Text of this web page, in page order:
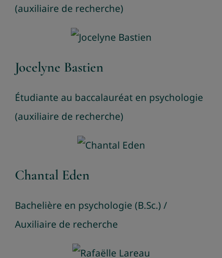
(auxiliaire de recherche)
Jocelyne Bastien
Étudiante au baccalauréat en psychologie
(auxiliaire de recherche)
Chantal Eden
Bachelière en psychologie (B.Sc.) /
Auxiliaire de recherche